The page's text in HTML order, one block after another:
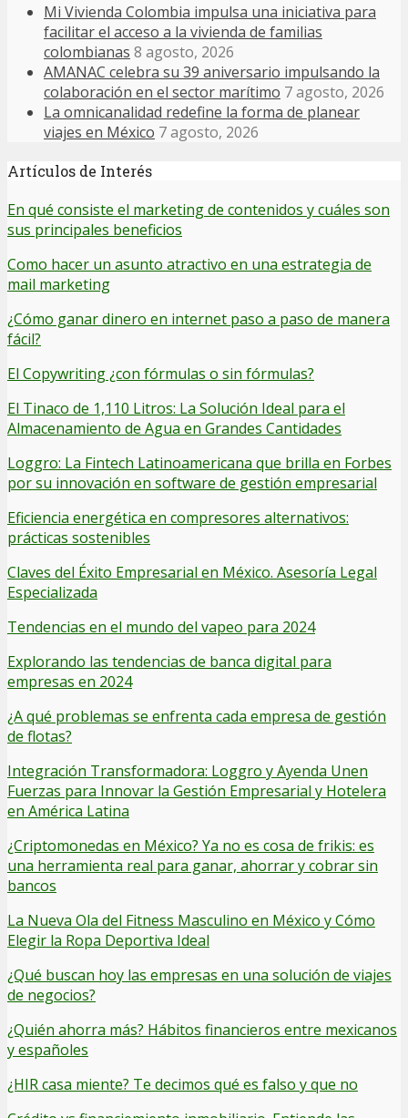
Mi Vivienda Colombia impulsa una iniciativa para
facilitar el acceso a la vivienda de familias
colombianas 8 agosto, 2026
AMANAC celebra su 39 aniversario impulsando la
colaboración en el sector marítimo 7 agosto, 2026
La omnicanalidad redefine la forma de planear
viajes en México 7 agosto, 2026
Artículos de Interés
En qué consiste el marketing de contenidos y cuáles son
sus principales beneficios
Como hacer un asunto atractivo en una estrategia de
mail marketing
¿Cómo ganar dinero en internet paso a paso de manera
fácil?
El Copywriting ¿con fórmulas o sin fórmulas?
El Tinaco de 1,110 Litros: La Solución Ideal para el
Almacenamiento de Agua en Grandes Cantidades
Loggro: La Fintech Latinoamericana que brilla en Forbes
por su innovación en software de gestión empresarial
Eficiencia energética en compresores alternativos:
prácticas sostenibles
Claves del Éxito Empresarial en México. Asesoría Legal
Especializada
Tendencias en el mundo del vapeo para 2024
Explorando las tendencias de banca digital para
empresas en 2024
¿A qué problemas se enfrenta cada empresa de gestión
de flotas?
Integración Transformadora: Loggro y Ayenda Unen
Fuerzas para Innovar la Gestión Empresarial y Hotelera
en América Latina
¿Criptomonedas en México? Ya no es cosa de frikis: es
una herramienta real para ganar, ahorrar y cobrar sin
bancos
La Nueva Ola del Fitness Masculino en México y Cómo
Elegir la Ropa Deportiva Ideal
¿Qué buscan hoy las empresas en una solución de viajes
de negocios?
¿Quién ahorra más? Hábitos financieros entre mexicanos
y españoles
¿HIR casa miente? Te decimos qué es falso y que no